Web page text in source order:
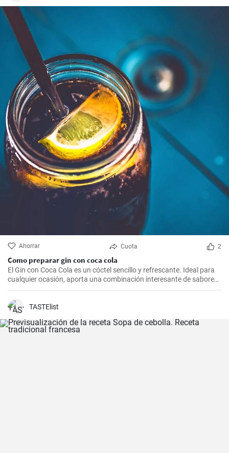
Ahorrar Cuota 2
Como preparar gin con coca cola
El Gin con Coca Cola es un cóctel sencillo y refrescante. Ideal para
cualquier ocasión, aporta una combinación interesante de sabores
que resultarán del agrado para quienes disfrutan de bebidas
común mezclar gin con Coca Cola, esta receta puede sorprender
TASTElist